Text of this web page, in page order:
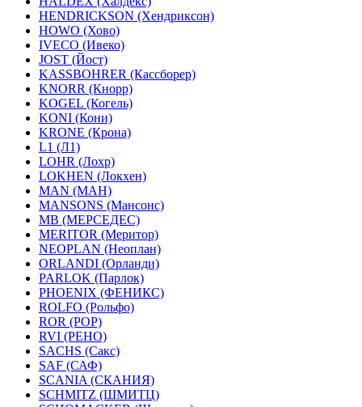
HENDRICKSON (Хендриксон)
HOWO (Хово)
IVECO (Ивеко)
JOST (Йост)
KASSBOHRER (Касcборер)
KNORR (Кнорр)
KOGEL (Когель)
KONI (Кони)
KRONE (Крона)
L1 (Л1)
LOHR (Лохр)
LOKHEN (Локхен)
MAN (МАН)
MANSONS (Мансонс)
MB (МЕРСЕДЕС)
MERITOR (Меритор)
NEOPLAN (Неоплан)
ORLANDI (Орланди)
PARLOK (Парлок)
PHOENIX (ФЕНИКС)
ROLFO (Рольфо)
ROR (РОР)
RVI (РЕНО)
SACHS (Сакс)
SAF (САФ)
SCANIA (СКАНИЯ)
SCHMITZ (ШМИТЦ)